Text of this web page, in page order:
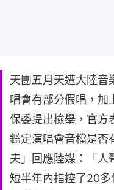
天團五月天遭大陸音
唱會有部分假唱，加
保委提出檢舉，官方
鑑定演唱會音檔是否
夫」回應陸媒：「人
短半年內指控了20